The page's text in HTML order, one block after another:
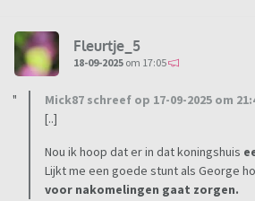
Fleurtje_5
18-09-2025 om 17:05
Mick87 schreef op 17-09-2025 om
[..]
Nou ik hoop dat er in dat koningshuis
Lijkt me een goede stunt als George
voor nakomelingen gaat zorgen.